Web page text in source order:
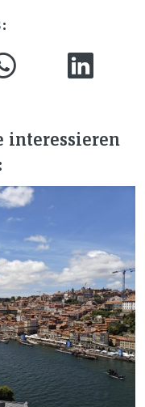
interessieren